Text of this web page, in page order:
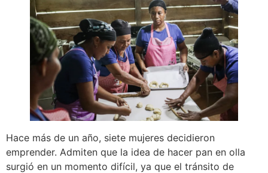
Hace más de un año, siete mujeres decidieron
emprender. Admiten que la idea de hacer pan en olla
surgió en un momento difícil, ya que el tránsito de